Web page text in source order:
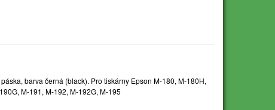
barva černá (black). Pro tiskárny Epson M-180, M-180H,
M-191, M-192, M-192G, M-195